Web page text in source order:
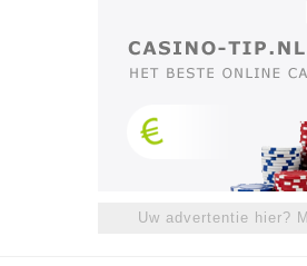
Uw advertentie hier?